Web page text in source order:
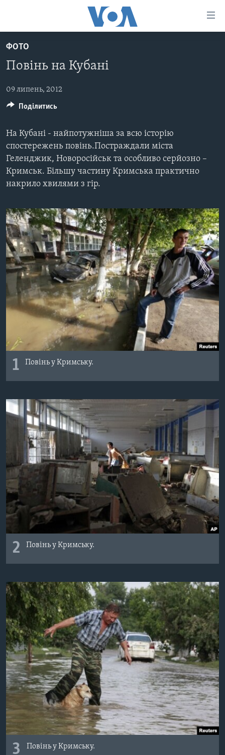
до
матеріалу
до
меню
Перейти
Пошуку
АКТУАЛЬНО
СВІТ
США
ВІЙНА - ЦЕ ОСОБИСТЕ
УКРАЇНЦІ У СВІТІ
НАУКА
КУЛЬТУРА
СУСПІЛЬСТВО
ЕКОНОМІКА
ІСТОРІЇ УСПІХУ УКРАЇНЦІВ
АНАЛІТИКА
ПОЛІТИКА В США
АДМІНІСТРАЦІЯ ПРЕЗИДЕНТА ТРАМПА: ПЕРШІ 100
ДНІВ
УКРАЇНЦІ В АМЕРИЦІ
УКРАЇНА
ІНТЕРВ'Ю
БОРОТЬБА З ДЕЗІНФОРМАЦІЄЮ
ВІДЕО
ТЕЛЕПРОГРАМИ
ЧАС-TIME
БРИФІНГ ГОЛОСУ АМЕРИКИ
СТУДІЯ ВАШИНГТОН
ВІКНО В АМЕРИКУ
ПРАЙМ-ТАЙМ
ENGLISH
Learning English
МИ В СОЦМЕРЕЖАХ
Мови
ФОТО
Повінь на Кубані
09 липень, 2012
На Кубані - найпотужніша за всю історію
спостережень повінь.Постраждали міста
Геленджик, Новоросійськ та особливо серйозно –
Кримськ. Більшу частину Кримська практично
накрило хвилями з гір.
1 Повінь у Кримську.
2 Повінь у Кримську.
3 Повінь у Кримську.
Поділитись